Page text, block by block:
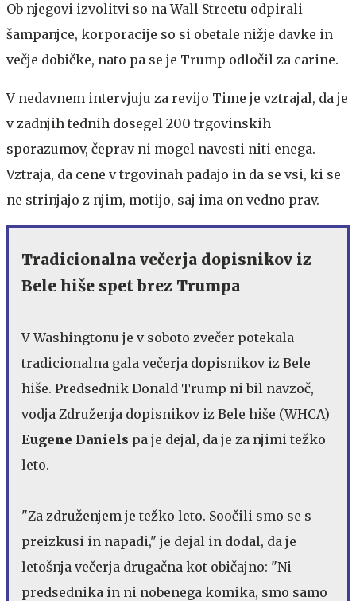
Ob njegovi izvolitvi so na Wall Streetu odpirali
šampanjce, korporacije so si obetale nižje davke in
večje dobičke, nato pa se je Trump odločil za carine.
V nedavnem intervjuju za revijo Time je vztrajal, da je
v zadnjih tednih dosegel 200 trgovinskih
sporazumov, čeprav ni mogel navesti niti enega.
Vztraja, da cene v trgovinah padajo in da se vsi, ki se
ne strinjajo z njim, motijo, saj ima on vedno prav.
Tradicionalna večerja dopisnikov iz
Bele hiše spet brez Trumpa
V Washingtonu je v soboto zvečer potekala
tradicionalna gala večerja dopisnikov iz Bele
hiše. Predsednik Donald Trump ni bil navzoč,
vodja Združenja dopisnikov iz Bele hiše (WHCA)
Eugene Daniels pa je dejal, da je za njimi težko
leto.
"Za združenjem je težko leto. Soočili smo se s
preizkusi in napadi," je dejal in dodal, da je
letošnja večerja drugačna kot običajno: "Ni
predsednika in ni nobenega komika, smo samo